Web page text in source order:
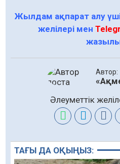
Жылдам ақпарат алу
желілері мен
Автор:
Әлеуметтік
ТАҒЫ ДА ОҚЫҢЫЗ: